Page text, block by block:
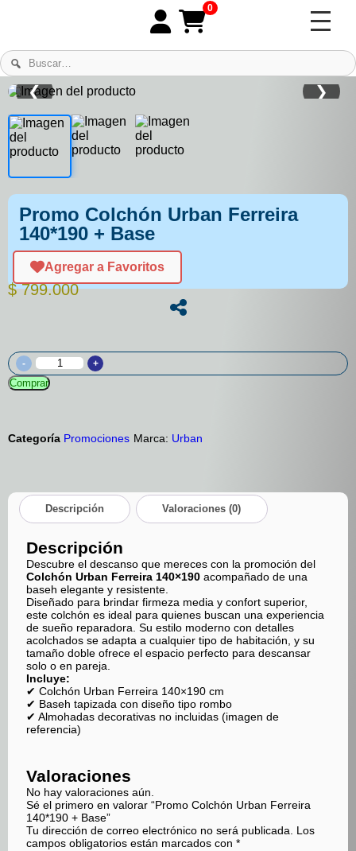
0
❮ ❯
Promo Colchón Urban Ferreira
140*190 + Base
Agregar a Favoritos
$799.000
- +
Comprar
Categoría Promociones Marca: Urban
Descripción Valoraciones (0)
Descripción
Descubre el descanso que mereces con la promoción del
Colchón Urban Ferreira 140×190 acompañado de una
baseh elegante y resistente.
Diseñado para brindar firmeza media y confort superior,
este colchón es ideal para quienes buscan una experiencia
de sueño reparadora. Su estilo moderno con detalles
acolchados se adapta a cualquier tipo de habitación, y su
tamaño doble ofrece el espacio perfecto para descansar
solo o en pareja.
Incluye:
✔ Colchón Urban Ferreira 140×190 cm
✔ Baseh tapizada con diseño tipo rombo
✔ Almohadas decorativas no incluidas (imagen de
referencia)
Valoraciones
No hay valoraciones aún.
Sé el primero en valorar “Promo Colchón Urban Ferreira
140*190 + Base”
Tu dirección de correo electrónico no será publicada.
Los
campos obligatorios están marcados con *